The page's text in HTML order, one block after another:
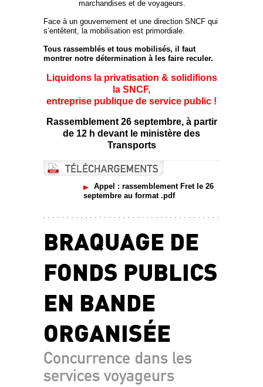
marchandises et de voyageurs.
Face à un gouvernement et une direction SNCF qui
s’entêtent, la mobilisation est primordiale.
Tous rassemblés et tous mobilisés, il faut
montrer notre détermination à les faire reculer.
Liquidons la privatisation & solidifions
la SNCF,
entreprise publique de service public !
Rassemblement 26 septembre, à partir
de 12 h devant le ministère des
Transports
Appel : rassemblement Fret le 26
septembre au format .pdf
BRAQUAGE DE
FONDS PUBLICS
EN BANDE
ORGANISÉE
Concurrence dans les
services voyageurs